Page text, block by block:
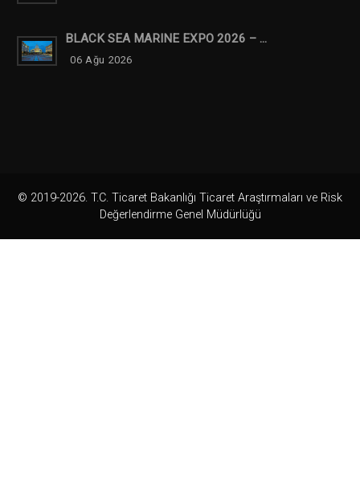
BLACK SEA MARINE EXPO 2026 – ...
06 Ağu 2026
© 2019-2026. T.C. Ticaret Bakanlığı Ticaret Araştırmaları ve Risk
Değerlendirme Genel Müdürlüğü